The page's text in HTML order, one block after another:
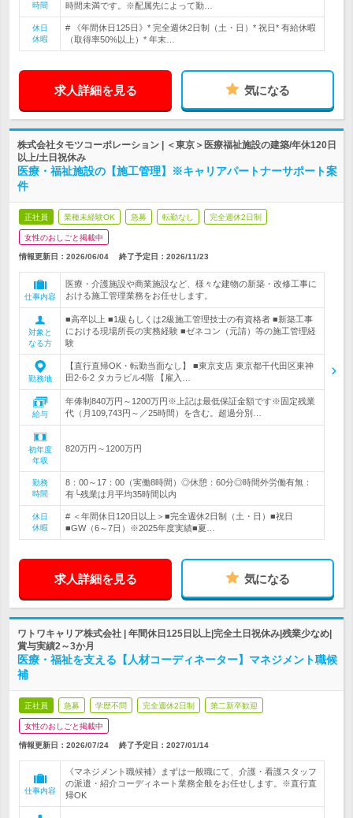
時間
時間未満です。※配属先によって勤…
休日
休暇
# 《年間休日125日》* 完全週休2日制（土・日）* 祝日* 有給休暇
（取得率50%以上）* 年末…
求人詳細を見る 気になる
株式会社タモツコーポレーション | ＜東京＞医療福祉施設の建築/年休120日
以上/土日祝休み
医療・福祉施設の【施工管理】※キャリアパートナーサポート案
件
正社員 業種未経験OK 急募 転勤なし 完全週休2日制
女性のおしごと掲載中
情報更新日：2026/06/04 終了予定日： 2026/11/23
仕事内容
医療・介護施設や商業施設など、様々な建物の新築・改修工事に
おける施工管理業務をお任せします。
対象と
なる方
■高卒以上 ■1級もしくは2級施工管理技士の有資格者 ■新築工事
における現場所長の実務経験 ■ゼネコン（元請）等の施工管理経
験
勤務地
【直行直帰OK・転勤当面なし】 ■東京支店 東京都千代田区東神
田2-6-2 タカラビル4階 【雇入…
給与
年俸制840万円～1200万円※上記は最低保証金額です※固定残業
代（月109,743円～／25時間）を含む。超過分別…
初年度
年収
820万円～1200万円
勤務
時間
8：00～17：00（実働8時間）◎休憩：60分◎時間外労働有無：
有└残業は月平均35時間以内
休日
休暇
# ＜年間休日120日以上＞■完全週休2日制（土・日）■祝日
■GW（6～7日）※2025年度実績■夏…
求人詳細を見る 気になる
ワトワキャリア株式会社 | 年間休日125日以上|完全土日祝休み|残業少なめ|
賞与実績2～3か月
医療・福祉を支える【人材コーディネーター】マネジメント職候
補
正社員 急募 学歴不問 完全週休2日制 第二新卒歓迎
女性のおしごと掲載中
情報更新日：2026/07/24 終了予定日： 2027/01/14
仕事内容
《マネジメント職候補》まずは一般職にて、介護・看護スタッフ
の派遣・紹介コーディネート業務全般をお任せします。※直行直
帰OK